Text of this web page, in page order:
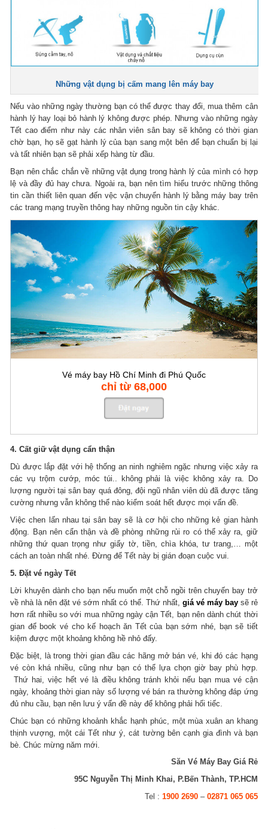
Những vật dụng bị cấm mang lên máy bay
Nếu vào những ngày thường bạn có thể được thay đổi, mua thêm cân
hành lý hay loại bỏ hành lý không được phép. Nhưng vào những ngày
Tết cao điểm như này các nhân viên sân bay sẽ không có thời gian
chờ bạn, họ sẽ gạt hành lý của bạn sang một bên để bạn chuẩn bị lại
và tất nhiên bạn sẽ phải xếp hàng từ đầu.
Bạn nên chắc chắn về những vật dụng trong hành lý của mình có hợp
lệ và đầy đủ hay chưa. Ngoài ra, bạn nên tìm hiểu trước những thông
tin cần thiết liên quan đến vệc vận chuyển hành lý bằng máy bay trên
các trang mạng truyền thông hay những nguồn tin cậy khác.
Vé máy bay Hồ Chí Minh đi Phú Quốc
chỉ từ 68,000
4. Cất giữ vật dụng cẩn thận
Dù được lắp đặt với hệ thống an ninh nghiêm ngặc nhưng việc xảy ra
các vụ trộm cướp, móc túi.. không phải là việc không xảy ra. Do
lượng người tại sân bay quá đông, đội ngũ nhân viên dù đã được tăng
cường nhưng vẫn không thể nào kiểm soát hết được mọi vấn đề.
Việc chen lấn nhau tại sân bay sẽ là cơ hội cho những kẻ gian hành
động. Bạn nên cẩn thận và đề phòng những rủi ro có thể xảy ra, giữ
những thứ quan trọng như giấy tờ, tiền, chìa khóa, tư trang,… một
cách an toàn nhất nhé. Đừng để Tết này bị gián đoạn cuộc vui.
5. Đặt vé ngày Tết
Lời khuyên dành cho bạn nếu muốn một chỗ ngồi trên chuyến bay trở
về nhà là nên đặt vé sớm nhất có thể. Thứ nhất, giá vé máy baysẽ rẻ
hơn rất nhiều so với mua những ngày cận Tết, bạn nên dành chút thời
gian để book vé cho kế hoạch ăn Tết của bạn sớm nhé, bạn sẽ tiết
kiệm được một khoảng không hề nhỏ đấy.
Đặc biệt, là trong thời gian đầu các hãng mở bán vé, khi đó các hạng
vé còn khá nhiều, cũng như bạn có thể lựa chọn giờ bay phù hợp.
Thứ hai, việc hết vé là điều không tránh khỏi nếu bạn mua vé cận
ngày, khoảng thời gian này số lượng vé bán ra thường không đáp ứng
đủ nhu cầu, bạn nên lưu ý vấn đề này để không phải hối tiếc.
Chúc bạn có những khoảnh khắc hạnh phúc, một mùa xuân an khang
thịnh vượng, một cái Tết như ý, cát tường bên cạnh gia đình và bạn
bè. Chúc mừng năm mới.
Săn Vé Máy Bay Giá Rẻ
95C Nguyễn Thị Minh Khai, P.Bến Thành, TP.HCM
Tel : 1900 2690– 02871 065 065